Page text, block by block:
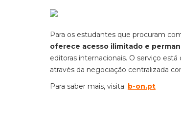
Para os estudantes que procuram
oferece acesso ilimitado e
editoras internacionais. O serviço
através da negociação centralizada
Para saber mais, visita: b-on.pt